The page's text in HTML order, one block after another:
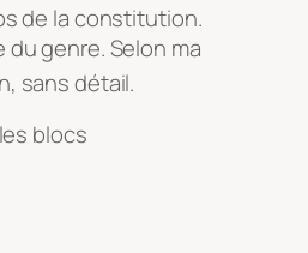
de la constitution.
genre. Selon ma
sans détail.
blocs